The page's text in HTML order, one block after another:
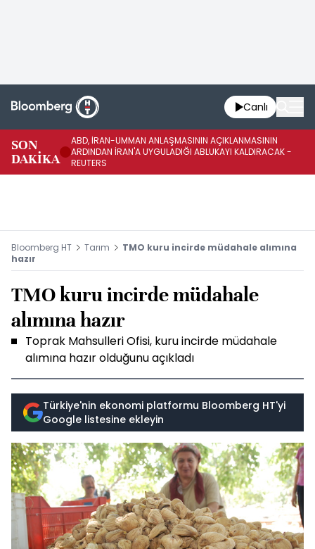
Canlı
SON
DAKİKA
ABD, İRAN-UMMAN ANLAŞMASININ AÇIKLANMASININ
ARDINDAN İRAN'A UYGULADIĞI ABLUKAYI KALDIRACAK -
REUTERS
Bloomberg HT Tarım
TMO kuru incirde müdahale alımına
hazır
TMO kuru incirde müdahale
alımına hazır
Toprak Mahsulleri Ofisi, kuru incirde müdahale
alımına hazır olduğunu açıkladı
Türkiye'nin ekonomi platformu Bloomberg HT'yi
Google listesine ekleyin